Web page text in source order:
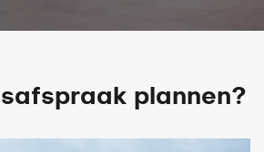
plannen?